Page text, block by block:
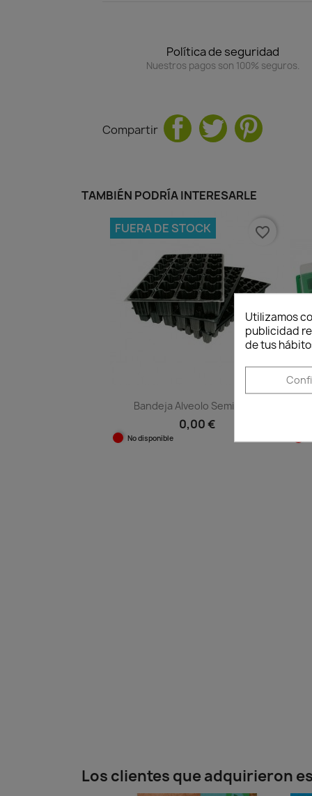
Política de seguridad
Nuestros pagos son 100% seguros.
Compartir
TAMBIÉN PODRÍA INTERESARLE
Bandeja Alveolo Semilleros
0,00 €
No disponible
FUERA DE STOCK favorite_border
Los clientes que adquirieron
Utilizamos
publicidad
de tus